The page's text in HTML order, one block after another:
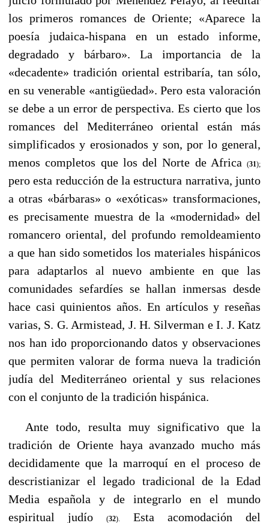
los primeros romances de Oriente; «Aparece la
poesía judaica-hispana en un estado informe,
degradado y bárbaro». La importancia de la
«decadente» tradición oriental estribaría, tan sólo,
en su venerable «antigüedad». Pero esta valoración
se debe a un error de perspectiva. Es cierto que los
romances del Mediterráneo oriental están más
simplificados y erosionados y son, por lo general,
menos completos que los del Norte de Africa
(31);
pero esta reducción de la estructura narrativa, junto
a otras «bárbaras» o «exóticas» transformaciones,
es precisamente muestra de la «modernidad» del
romancero oriental, del profundo remoldeamiento
a que han sido sometidos los materiales hispánicos
para adaptarlos al nuevo ambiente en que las
comunidades sefardíes se hallan inmersas desde
hace casi quinientos años. En artículos y reseñas
varias, S. G. Armistead, J. H. Silverman e I. J. Katz
nos han ido proporcionando datos y obserνaciones
que permiten valorar de forma nueva la tradición
judía del Mediterráneo oriental y sus relaciones
con el conjunto de la tradición hispánica.
Ante todo, resulta muy significativo que la
tradición de Oriente haya avanzado mucho más
decididamente que la marroquí en el proceso de
descristianizar el legado tradicional de la Edad
Media española y de integrarlo en el mundo
espiritual judío
(32).
Esta acomodación del